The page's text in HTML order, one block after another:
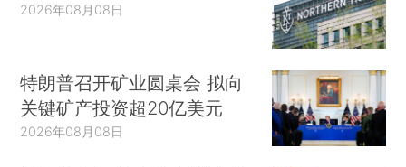
2026年08月08日
特朗普召开矿业圆桌会 拟向
关键矿产投资超20亿美元
2026年08月08日